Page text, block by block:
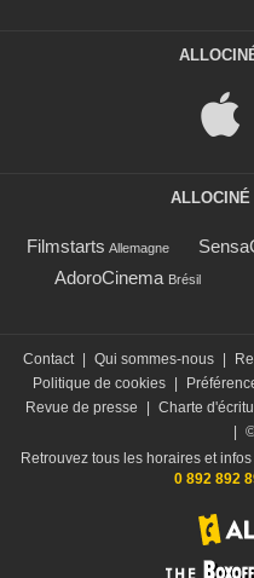
Filmstarts Allemagne
AdoroCinema Brésil
Contact Qui sommes-nous
Politique de cookies
Revue de presse
Charte
Retrouvez tous les horaires et
0 892 892